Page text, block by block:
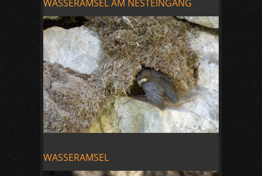
WASSERAMSEL AM NESTEINGANG
WASSERAMSEL